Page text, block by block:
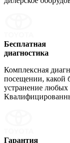
Бесплатная
диагностика
Комплексная
посещении, какой
устранение любых
Гарантия